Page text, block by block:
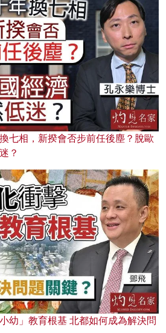
七相，新揆會否步前任後塵？脫歐
？
幼」教育根基 北都如何成為解決問